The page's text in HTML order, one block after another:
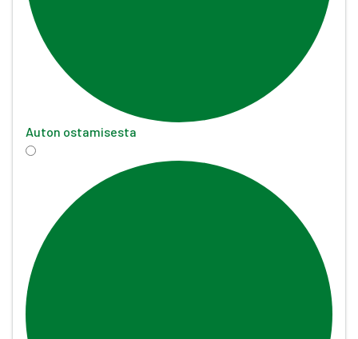
Auton ostamisesta